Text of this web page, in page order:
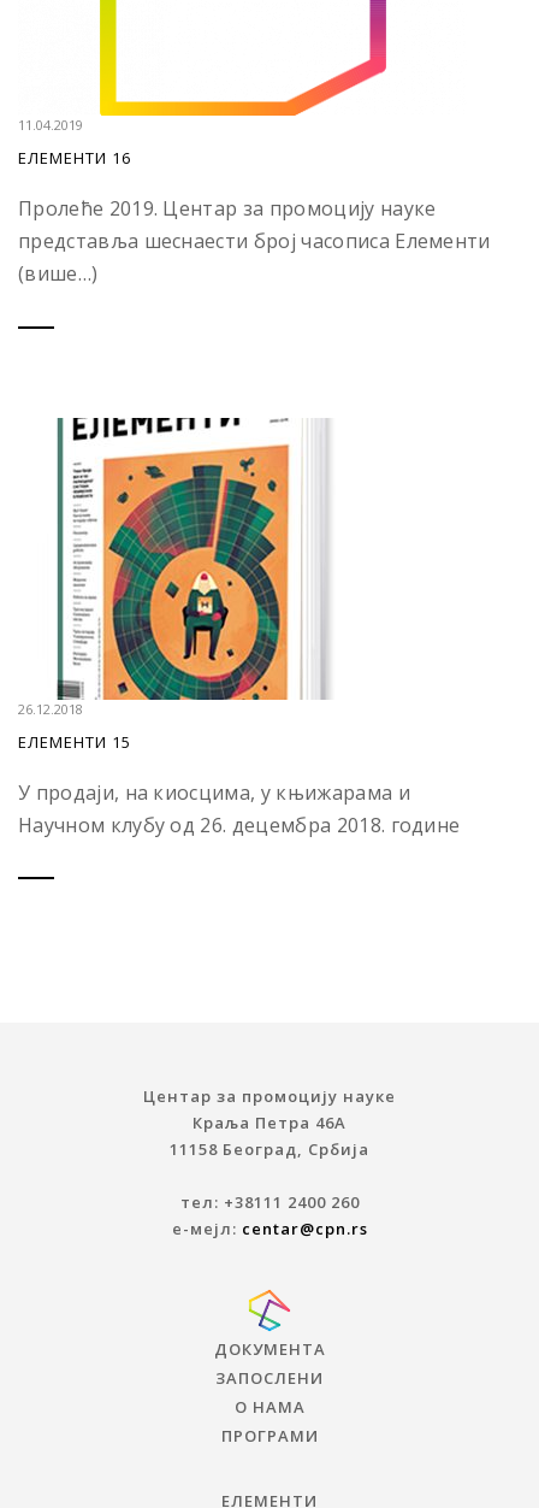
11.04.2019
ЕЛЕМЕНТИ 16
Пролеће 2019. Центар за промоцију науке
представља шеснаести број часописа Елементи
(више…)
26.12.2018
ЕЛЕМЕНТИ 15
У продаји, на киосцима, у књижарама и
Научном клубу од 26. децембра 2018. године
Центар за промоцију науке
Краља Петра 46A
11158 Београд, Србија
тел: +38111 2400 260
е-мејл: centar@cpn.rs
ДОКУМЕНТА
ЗАПОСЛЕНИ
О НАМА
ПРОГРАМИ
ЕЛЕМЕНТИ